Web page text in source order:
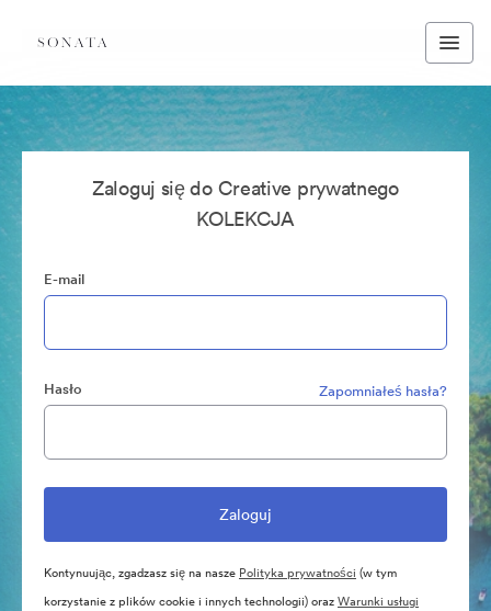
Zaloguj się do Creative prywatnego
KOLEKCJA
E-mail
Hasło Zapomniałeś hasła?
Kontynuując, zgadzasz się na nasze Polityka prywatności (w tym
korzystanie z plików cookie i innych technologii) orazWarunki usługi